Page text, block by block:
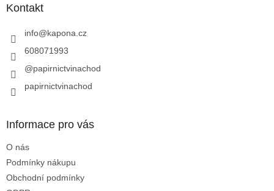
Kontakt
info@kapona.cz
608071993
@papirnictvinachod
papirnictvinachod
Informace pro vás
O nás
Podmínky nákupu
Obchodní podmínky